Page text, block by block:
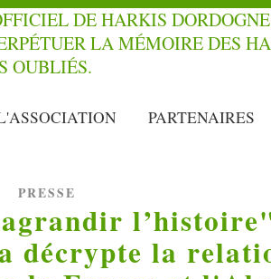
PARTENAIRES
PRESSE
décrypte la